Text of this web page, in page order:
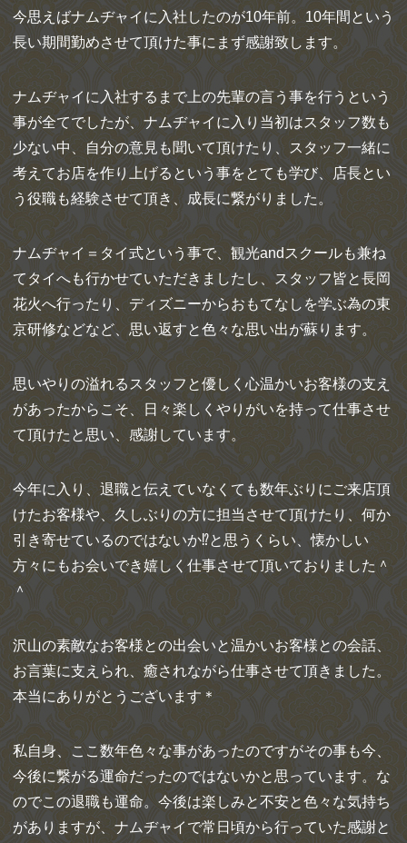
今思えばナムヂャイに入社したのが10年前。10年間という
長い期間勤めさせて頂けた事にまず感謝致します。
ナムヂャイに入社するまで上の先輩の言う事を行うという
事が全てでしたが、ナムヂャイに入り当初はスタッフ数も
少ない中、自分の意見も聞いて頂けたり、スタッフ一緒に
考えてお店を作り上げるという事をとても学び、店長とい
う役職も経験させて頂き、成長に繋がりました。
ナムヂャイ＝タイ式という事で、観光andスクールも兼ね
てタイへも行かせていただきましたし、スタッフ皆と長岡
花火へ行ったり、ディズニーからおもてなしを学ぶ為の東
京研修などなど、思い返すと色々な思い出が蘇ります。
思いやりの溢れるスタッフと優しく心温かいお客様の支え
があったからこそ、日々楽しくやりがいを持って仕事させ
て頂けたと思い、感謝しています。
今年に入り、退職と伝えていなくても数年ぶりにご来店頂
けたお客様や、久しぶりの方に担当させて頂けたり、何か
引き寄せているのではないか⁉︎と思うくらい、懐かしい
方々にもお会いでき嬉しく仕事させて頂いておりました＾
＾
沢山の素敵なお客様との出会いと温かいお客様との会話、
お言葉に支えられ、癒されながら仕事させて頂きました。
本当にありがとうございます＊
私自身、ここ数年色々な事があったのですがその事も今、
今後に繋がる運命だったのではないかと思っています。な
のでこの退職も運命。今後は楽しみと不安と色々な気持ち
がありますが、ナムヂャイで常日頃から行っていた感謝と